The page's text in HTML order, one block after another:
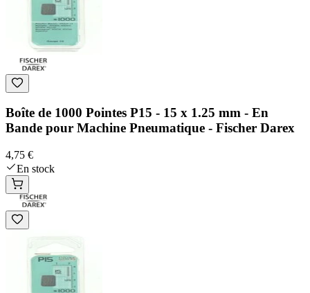
Boîte de 1000 Pointes P15 - 15 x 1.25 mm - En
Bande pour Machine Pneumatique - Fischer Darex
4,75 €
En stock